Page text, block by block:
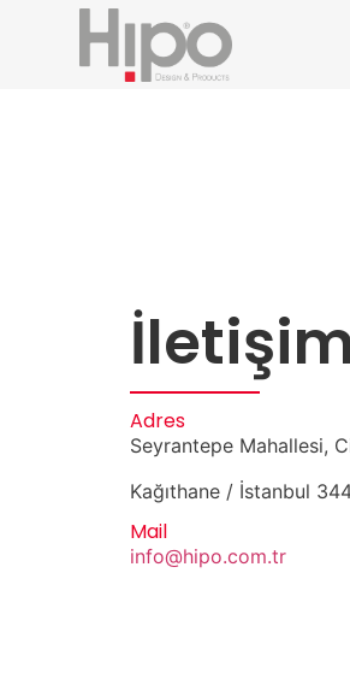
Adres
Seyrantepe Mahallesi,
Kağıthane / İstanbul
Mail
info@hipo.com.tr